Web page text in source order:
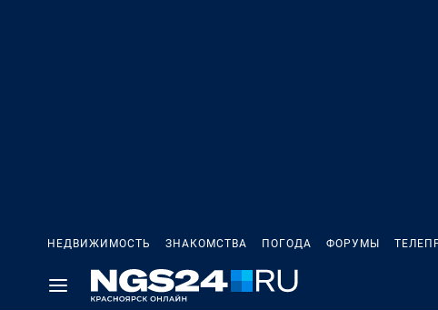
НЕДВИЖИМОСТЬ ЗНАКОМСТВА ПОГОДА ФОРУМЫ